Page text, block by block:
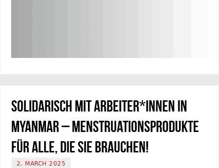
Solidarisch mit Arbeiter*innen in
Myanmar – Menstruationsprodukte
für alle, die sie brauchen!
2. MARCH 2025